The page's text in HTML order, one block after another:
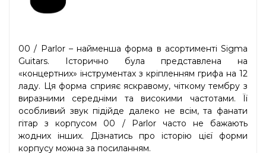
00 / Parlor – найменша форма в асортименті Sigma
Guitars. Історично була представлена на
«концертних» інструментах з кріпленням грифа на 12
ладу. Ця форма сприяє яскравому, чіткому тембру з
виразними середніми та високими частотами. Її
особливий звук підійде далеко не всім, та фанати
гітар з корпусом 00 / Parlor часто не бажають
жодних інших. Дізнатись про історію цієї форми
корпусу можна за посиланням.